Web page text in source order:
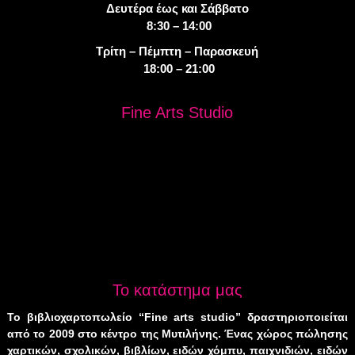
Δευτέρα έως και Σάββατο
8:30 – 14:00
Τρίτη – Πέμπτη – Παρασκευή
18:00 – 21:00
Fine Arts Studio
Το κατάστημα μας
Το βιβλιοχαρτοπωλείο “Fine arts studio” δραστηριοποιείται
από το 2009 στο κέντρο της Μυτιλήνης. Ένας χώρος πώλησης
χαρτικών, σχολικών, βιβλίων, ειδών χόμπυ, παιχνιδιών, ειδών